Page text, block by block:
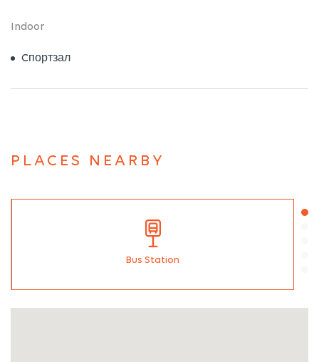
Indoor
Cпортзал
PLACES NEARBY
Bus Station